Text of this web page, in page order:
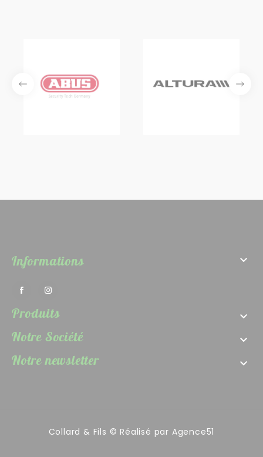
Informations 
Produits 
Notre Société 
Notre newsletter 
Collard & Fils © Réalisé par Agence51